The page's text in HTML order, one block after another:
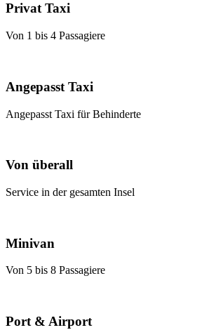
Privat Taxi
Von 1 bis 4 Passagiere
Angepasst Taxi
Angepasst Taxi für Behinderte
Von überall
Service in der gesamten Insel
Minivan
Von 5 bis 8 Passagiere
Port & Airport